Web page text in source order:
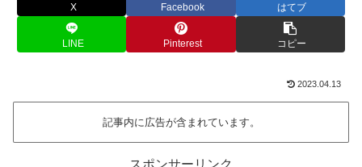
X Facebook はてブ
LINE Pinterest コピー
2023.04.13
記事内に広告が含まれています。
スポンサーリンク